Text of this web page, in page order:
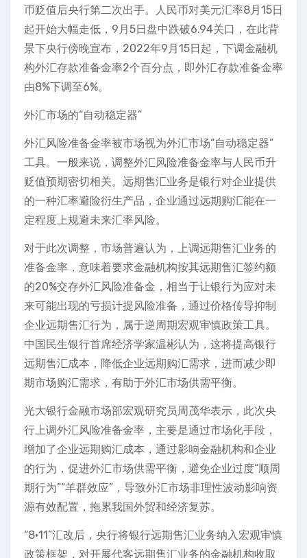
币贬值后央行第二次出手。人民币对美元汇率8月15日
起开始大幅走低，9月5日盘中跌破6.94关口，在此背
景下央行傍晚宣布，2022年9月15日起，下调金融机
构外汇存款准备金率2个百分点，即外汇存款准备金率
由8%下调至6%。
外汇市场的“自动稳定器”
外汇风险准备金率被市场视为外汇市场“自动稳定器”
工具。一般来说，调整外汇风险准备金率与人民币升
贬值预期密切相关。远期售汇业务是银行对企业提供
的一种汇率避险衍生产品，企业通过远期购汇能在一
定程度上规避未来汇率风险。
对于此次调整，市场普遍认为，上调远期售汇业务的
准备金率，意味着要求金融机构按其远期售汇签约额
的20%交存外汇风险准备金，相当于让银行为应对未
来可能出现的亏损计提风险准备，通过价格传导抑制
企业远期售汇行为，属于逆周期宏观审慎政策工具。
中国民生银行首席经济学家温彬认为，这将提高银行
远期售汇成本，降低企业远期购汇需求，进而减少即
期市场购汇需求，有助于外汇市场供需平衡。
光大银行金融市场部宏观研究员周茂华表示，此次央
行上调外汇风险准备金率，主要是通过市场化手段，
增加了企业远期购汇成本，通过影响金融机构和企业
的行为，促进外汇市场供需平衡，避免企业过度“顺周
期行为”“羊群效应”，导致外汇市场非理性波动影响资
源有效配置，拖累我国外贸和经济复苏。
“8·11”汇改后，央行将银行远期售汇业务纳入宏观审慎
政策框架，对开展代客远期售汇业务的金融机构收取